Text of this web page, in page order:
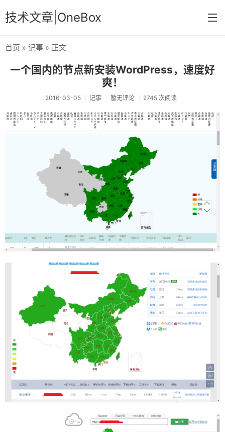
技术文章|OneBox
记事
笔记
文章归档
首页 » 记事 » 正文
一个国内的节点新安装WordPress，速度好
爽！
2016-03-05 记事 暂无评论 2745 次阅读